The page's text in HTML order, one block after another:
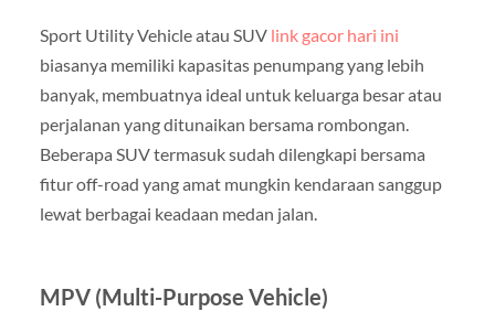
Sport Utility Vehicle atau SUV link gacor hari ini
biasanya memiliki kapasitas penumpang yang lebih
banyak, membuatnya ideal untuk keluarga besar atau
perjalanan yang ditunaikan bersama rombongan.
Beberapa SUV termasuk sudah dilengkapi bersama
fitur off-road yang amat mungkin kendaraan sanggup
lewat berbagai keadaan medan jalan.
MPV (Multi-Purpose Vehicle)